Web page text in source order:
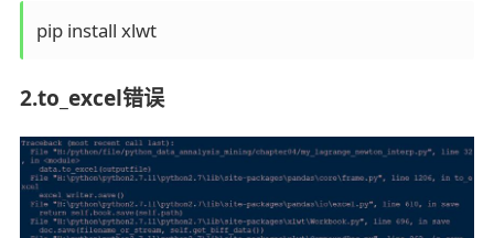
pip install xlwt
2.to_excel错误